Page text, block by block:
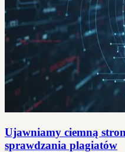
Ujawniamy ciemną
sprawdzania plagiatów